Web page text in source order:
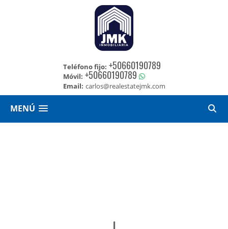
Teléfono fijo: +50660190789
Móvil: +50660190789
Email: carlos@realestatejmk.com
MENÚ